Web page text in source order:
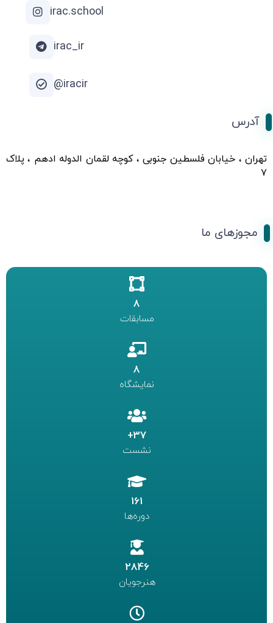
irac.school
irac_ir
iracir@
آدرس
تهران ، خیابان فلسطین جنوبی ، کوچه لقمان الدوله ادهم ، پلاک
۷
مجوزهای ما
8
مسابقات
8
نمایشگاه
37+
نشست
161
دوره‌ها
2846
هنرجویان